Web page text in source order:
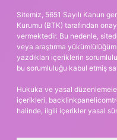
Sitemiz, 5651 Sayılı Kanun
Kurumu (BTK) tarafından
vermektedir. Bu nedenle,
veya araştırma
yazdıkları içeriklerin
bu sorumluluğu kabul etmiş
Hukuka ve yasal
içerikleri,
halinde, ilgili içerikler yasal